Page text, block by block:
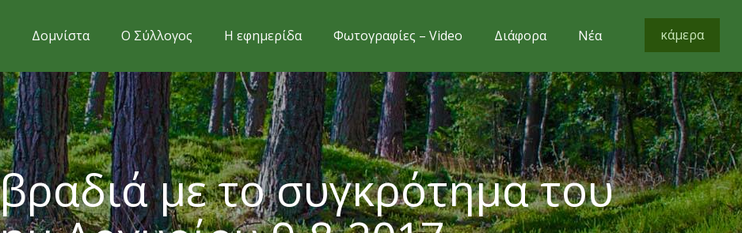
Δομνίστα Ο Σύλλογος Η εφημερίδα Φωτογραφίες – Video Διάφορα Νέα κάμερα
με το συγκρότημα του